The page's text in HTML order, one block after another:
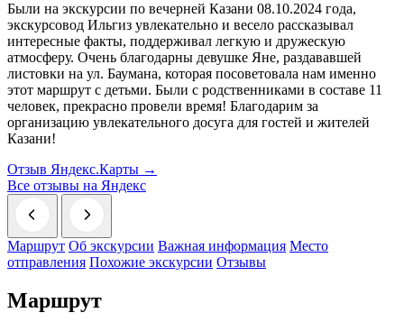
Были на экскурсии по вечерней Казани 08.10.2024 года,
экскурсовод Ильгиз увлекательно и весело рассказывал
интересные факты, поддерживал легкую и дружескую
атмосферу. Очень благодарны девушке Яне, раздававшей
листовки на ул. Баумана, которая посоветовала нам именно
этот маршрут с детьми. Были с родственниками в составе 11
человек, прекрасно провели время! Благодарим за
организацию увлекательного досуга для гостей и жителей
Казани!
Отзыв Яндекс.Карты →
Все отзывы на Яндекс
Маршрут Об экскурсии Важная информация Место
отправления Похожие экскурсии Отзывы
Маршрут